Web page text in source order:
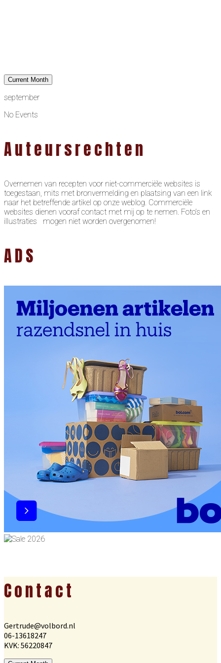
Current Month
september
No Events
Auteursrechten
Overnemen van recepten voor niet-commerciële websites is
toegestaan, mits met bronvermelding en plaatsing van een link
naar het betreffende artikel op onze weblog. Commerciële
websites dienen vooraf contact met mij op te nemen. Foto’s en
illustraties mogen niet worden overgenomen!
ADS
Footer
Contact
Gertrude@volbord.nl
06-13618247
KVK: 56220847